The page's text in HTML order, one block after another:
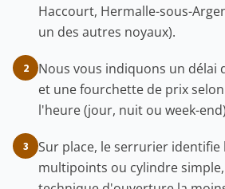
Haccourt, Hermalle-sous-
un des autres noyaux).
2
Nous vous indiquons un délai
et une fourchette de prix
l'heure (jour, nuit ou week-
3
Sur place, le serrurier identifie
multipoints ou cylindre